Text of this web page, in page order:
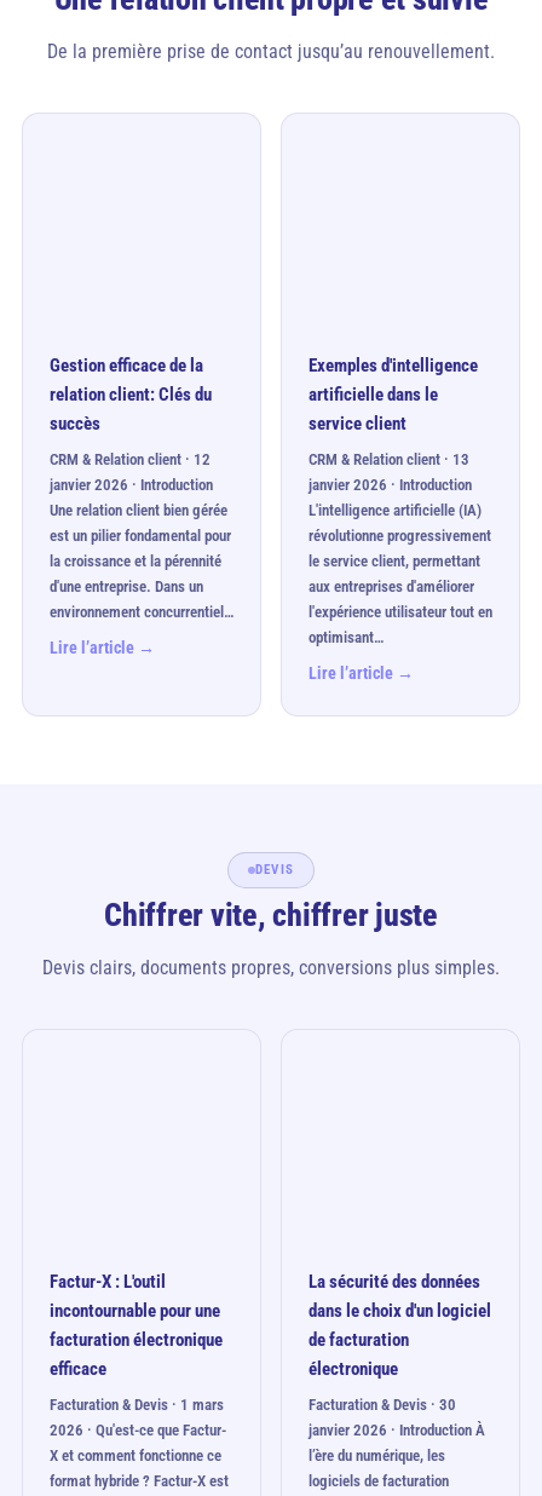
De la première prise de contact jusqu’au renouvellement.
Gestion efficace de la
relation client: Clés du
succès
CRM & Relation client · 12
janvier 2026 · Introduction
Une relation client bien gérée
est un pilier fondamental pour
la croissance et la pérennité
d'une entreprise. Dans un
environnement concurrentiel…
Lire l’article →
Exemples d'intelligence
artificielle dans le
service client
CRM & Relation client · 13
janvier 2026 · Introduction
L'intelligence artificielle (IA)
révolutionne progressivement
le service client, permettant
aux entreprises d'améliorer
l'expérience utilisateur tout en
optimisant…
Lire l’article →
DEVIS
Chiffrer vite, chiffrer juste
Devis clairs, documents propres, conversions plus simples.
Factur-X : L'outil
incontournable pour une
facturation électronique
efficace
Facturation & Devis · 1 mars
2026 · Qu'est-ce que Factur-
X et comment fonctionne ce
format hybride ? Factur-X est
La sécurité des données
dans le choix d'un logiciel
de facturation
électronique
Facturation & Devis · 30
janvier 2026 · Introduction À
l’ère du numérique, les
logiciels de facturation